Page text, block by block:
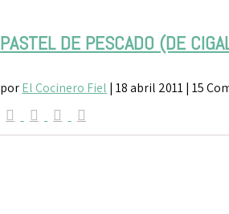
PASTEL DE PESCADO (DE
porEl Cocinero Fiel |18 abril 2011| 15